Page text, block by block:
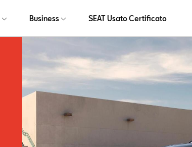
Business SEAT Usato Certificato